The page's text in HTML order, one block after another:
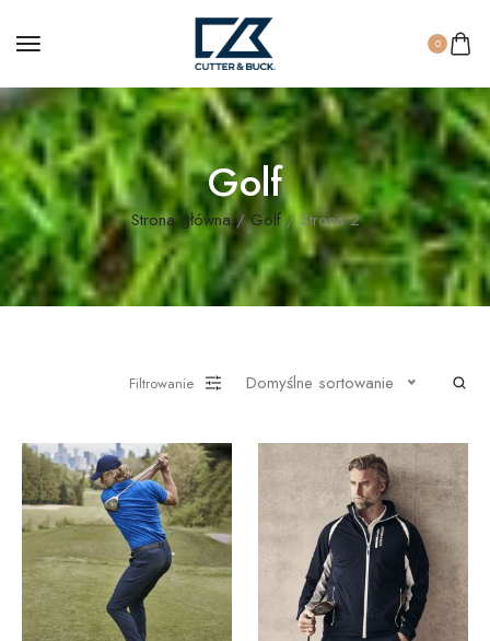
0
Golf
Strona główna/Golf/ Strona 2
Filtrowanie Domyślne sortowanie